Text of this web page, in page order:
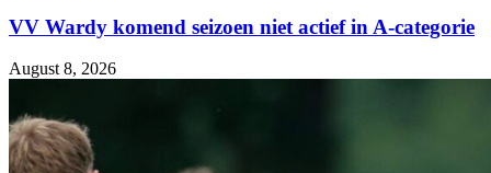
VV Wardy komend seizoen niet actief in A-categorie
August 8, 2026